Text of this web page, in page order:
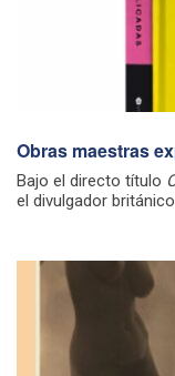
Obras maestras
Bajo el directo título
el divulgador